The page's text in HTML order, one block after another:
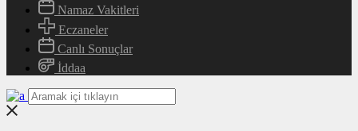
Namaz Vakitleri
Eczaneler
Canlı Sonuçlar
İddaa